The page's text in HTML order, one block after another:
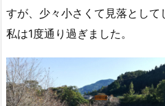
すが、少々小さくて見落として
私は1度通り過ぎました。